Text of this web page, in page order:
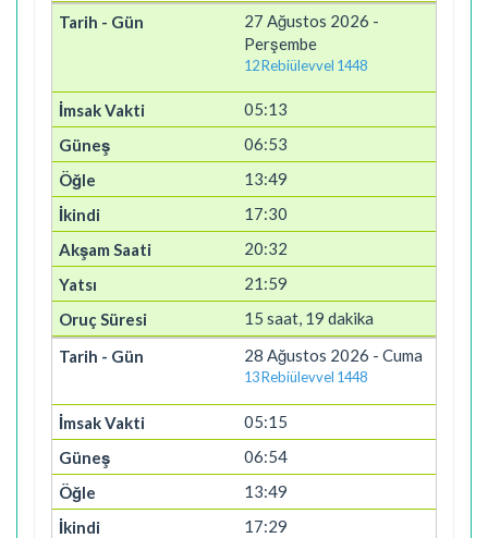
27 Ağustos 2026 -
Perşembe
12 Rebiülevvel 1448
05:13
06:53
13:49
17:30
20:32
21:59
15 saat, 19 dakika
28 Ağustos 2026 - Cuma
13 Rebiülevvel 1448
05:15
06:54
13:49
17:29